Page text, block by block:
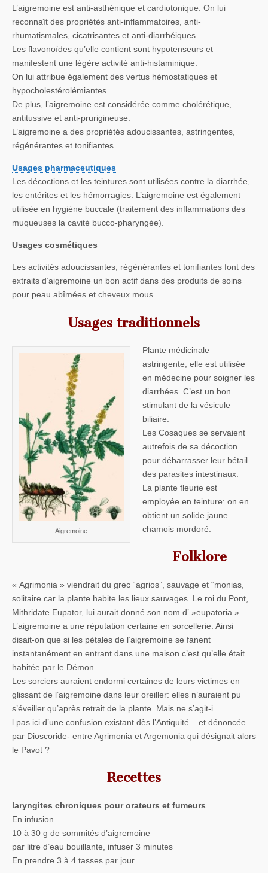
L’aigremoine est anti-asthénique et cardiotonique. On lui
reconnaît des propriétés anti-inflammatoires, anti-
rhumatismales, cicatrisantes et anti-diarrhéiques.
Les flavonoïdes qu’elle contient sont hypotenseurs et
manifestent une légère activité anti-histaminique.
On lui attribue également des vertus hémostatiques et
hypocholestérolémiantes.
De plus, l’aigremoine est considérée comme cholérétique,
antitussive et anti-prurigineuse.
L’aigremoine a des propriétés adoucissantes, astringentes,
régénérantes et tonifiantes.
Usages pharmaceutiques
Les décoctions et les teintures sont utilisées contre la diarrhée,
les entérites et les hémorragies. L’aigremoine est également
utilisée en hygiène buccale (traitement des inflammations des
muqueuses la cavité bucco-pharyngée).
Usages cosmétiques
Les activités adoucissantes, régénérantes et tonifiantes font des
extraits d’aigremoine un bon actif dans des produits de soins
pour peau abîmées et cheveux mous.
Usages traditionnels
Aigremoine
Plante médicinale
astringente, elle est utilisée
en médecine pour soigner les
diarrhées. C’est un bon
stimulant de la vésicule
biliaire.
Les Cosaques se servaient
autrefois de sa décoction
pour débarrasser leur bétail
des parasites intestinaux.
La plante fleurie est
employée en teinture: on en
obtient un solide jaune
chamois mordoré.
Folklore
« Agrimonia » viendrait du grec “agrios”, sauvage et “monias,
solitaire car la plante habite les lieux sauvages. Le roi du Pont,
Mithridate Eupator, lui aurait donné son nom d’ »eupatoria ».
L’aigremoine a une réputation certaine en sorcellerie. Ainsi
disait-on que si les pétales de l’aigremoine se fanent
instantanément en entrant dans une maison c’est qu’elle était
habitée par le Démon.
Les sorciers auraient endormi certaines de leurs victimes en
glissant de l’aigremoine dans leur oreiller: elles n’auraient pu
s’éveiller qu’après retrait de la plante. Mais ne s’agit-i
l pas ici d’une confusion existant dès l’Antiquité – et dénoncée
par Dioscoride- entre Agrimonia et Argemonia qui désignait alors
le Pavot ?
Recettes
laryngites chroniques pour orateurs et fumeurs
En infusion
10 à 30 g de sommités d’aigremoine
par litre d’eau bouillante, infuser 3 minutes
En prendre 3 à 4 tasses par jour.